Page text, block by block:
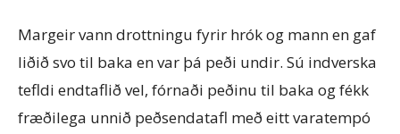
Margeir vann drottningu fyrir hrók og mann en gaf
liðið svo til baka en var þá peði undir. Sú indverska
tefldi endtaflið vel, fórnaði peðinu til baka og fékk
fræðilega unnið peðsendatafl með eitt varatempó